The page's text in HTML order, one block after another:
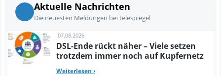
Aktuelle Nachrichten
Die neuesten Meldungen bei telespiegel
07.08.2026
DSL-Ende rückt näher – Viele setzen
trotzdem immer noch auf Kupfernetz
Weiterlesen ›